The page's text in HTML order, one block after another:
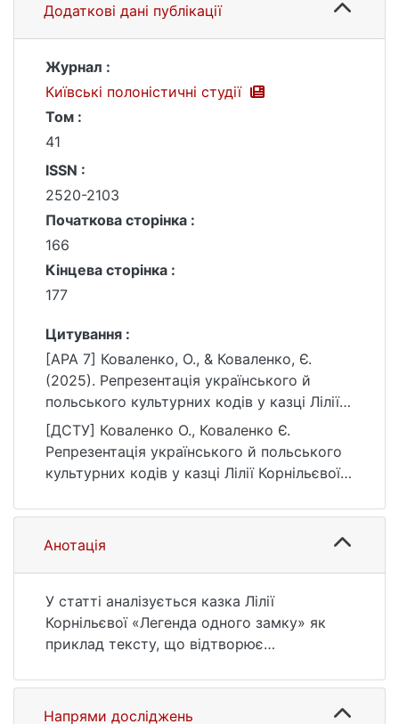
Додаткові дані публікації
Журнал :
Київські полоністичні студії
Том :
41
ISSN :
2520-2103
Початкова сторінка :
166
Кінцева сторінка :
177
Цитування :
[APA 7] Коваленко, О., & Коваленко, Є.
(2025). Репрезентація українського й
польського культурних кодів у казці Лілії
Корнільєвої «Легенда одного замку».
Київські полоністичні студії, 41, 166–177.
https://doi.org/10.17721/psk.2025.41.166-177
[ДСТУ] Коваленко О., Коваленко Є.
Репрезентація українського й польського
культурних кодів у казці Лілії Корнільєвої
полоністичні студії. 2025. Т. 41. С. 166—177.
DOI: 10.17721/psk.2025.41.166-177 (дата
звернення: 25.07.2026).
Анотація
У статті аналізується казка Лілії
Корнільєвої «Легенда одного замку» як
приклад тексту, що відтворює
українсько-польського прикордоння.
Авторка досліджує репрезентацію
Напрями досліджень